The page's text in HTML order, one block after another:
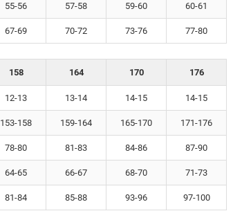
55-56 57-58 59-60 60-61
67-69 70-72 73-76 77-80
158 164 170 176
12-13 13-14 14-15 14-15
153-158 159-164 165-170 171-176
78-80 81-83 84-86 87-90
64-65 66-67 68-70 71-73
81-84 85-88 93-96 97-100